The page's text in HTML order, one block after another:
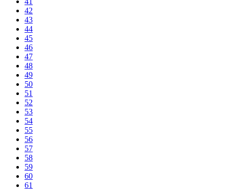
42
43
44
45
46
47
48
49
50
51
52
53
54
55
56
57
58
59
60
61